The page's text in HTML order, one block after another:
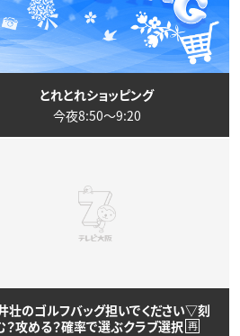
とれとれショッピング
今夜8:50〜9:20
壮のゴルフバッグ担いでください▽刻
？攻める？確率で選ぶクラブ選択 再